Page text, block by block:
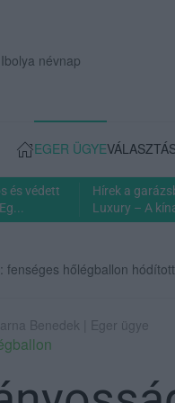
névnap
EGER ÜGYE
és védett
Hírek a
Luxury – A
fenséges hőlégballon
Benedek | Eger ügye